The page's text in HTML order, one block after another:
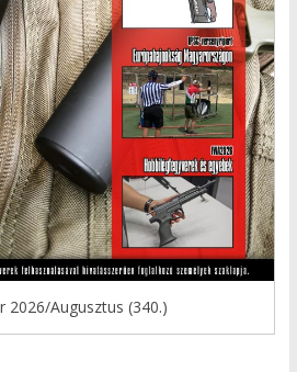
2026/Augusztus (340.)